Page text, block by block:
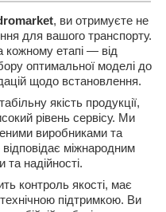
, ви отримуєте не
для вашого транспорту.
етапі — від
оптимальної моделі до
щодо встановлення.
якість продукції,
рівень сервісу. Ми
виробниками та
міжнародним
надійності.
контроль якості, має
підтримкою. Ви